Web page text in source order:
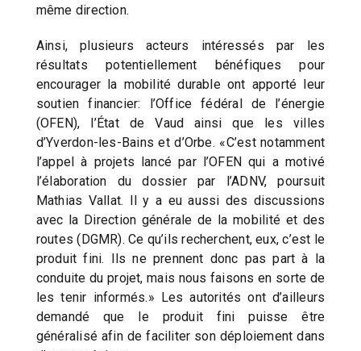
même direction.
Ainsi, plusieurs acteurs intéressés par les
résultats potentiellement bénéfiques pour
encourager la mobilité durable ont apporté leur
soutien financier: l’Office fédéral de l’énergie
(OFEN), l’État de Vaud ainsi que les villes
d’Yverdon-les-Bains et d’Orbe. «C’est notamment
l’appel à projets lancé par l’OFEN qui a motivé
l’élaboration du dossier par l’ADNV, poursuit
Mathias Vallat. Il y a eu aussi des discussions
avec la Direction générale de la mobilité et des
routes (DGMR). Ce qu’ils recherchent, eux, c’est le
produit fini. Ils ne prennent donc pas part à la
conduite du projet, mais nous faisons en sorte de
les tenir informés.» Les autorités ont d’ailleurs
demandé que le produit fini puisse être
généralisé afin de faciliter son déploiement dans